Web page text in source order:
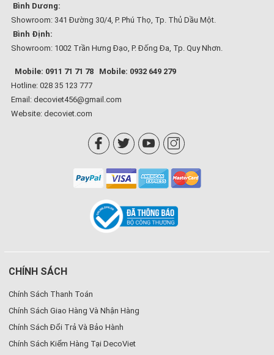
Bình Dương:
Showroom: 341 Đường 30/4, P. Phú Thọ, Tp. Thủ Dầu Một.
Bình Định:
Showroom: 1002 Trần Hưng Đạo, P. Đống Đa, Tp. Quy Nhơn.
Mobile: 0911 71 71 78
Mobile: 0932 649 279
Hotline: 028 35 123 777
Email: decoviet456@gmail.com
Website: decoviet.com
CHÍNH SÁCH
Chính Sách Thanh Toán
Chính Sách Giao Hàng Và Nhận Hàng
Chính Sách Đổi Trả Và Bảo Hành
Chính Sách Kiểm Hàng Tại DecoViet